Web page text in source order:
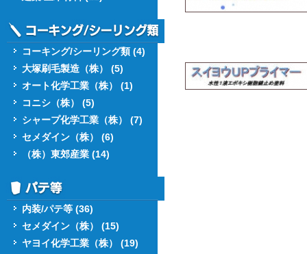
コーキング/シーリング類 (4)
大塚刷毛製造（株） (5)
オート化学工業（株） (1)
コニシ（株） (5)
シャープ化学工業（株） (7)
セメダイン（株） (6)
（株）東郊産業 (14)
内装/パテ等 (36)
セメダイン（株） (15)
ヤヨイ化学工業（株） (19)